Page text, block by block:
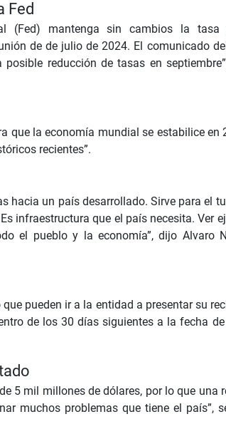
Fed
(Fed) mantenga sin cambios la tasa
de de julio de 2024. El comunicado
reducción de tasas en
que la economía mundial se estabilice en
recientes”.
hacia un país desarrollado. Sirve para el
infraestructura que el país necesita. Ver
el pueblo y la economía”, dijo Alvaro
pueden ir a la entidad a presentar su
de los 30 días siguientes a la fecha
5 mil millones de dólares, por lo que una
muchos problemas que tiene el país”,